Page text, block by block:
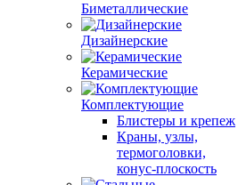
Биметаллические
Дизайнерские
Керамические
Комплектующие
Блистеры и крепеж
Краны, узлы,
термоголовки,
конус-плоскость